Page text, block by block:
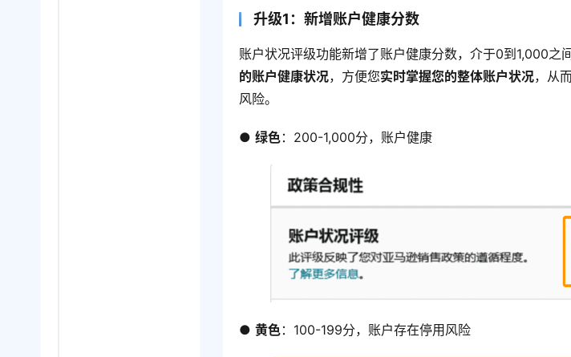
升级1：新增账户健康分数
账户状况评级功能新增了账户健康分数，介于0到1,000之
的账户健康状况，方便您实时掌握您的整体账户状况，从
风险。
● 绿色：200-1,000分，账户健康
● 黄色：100-199分，账户存在停用风险